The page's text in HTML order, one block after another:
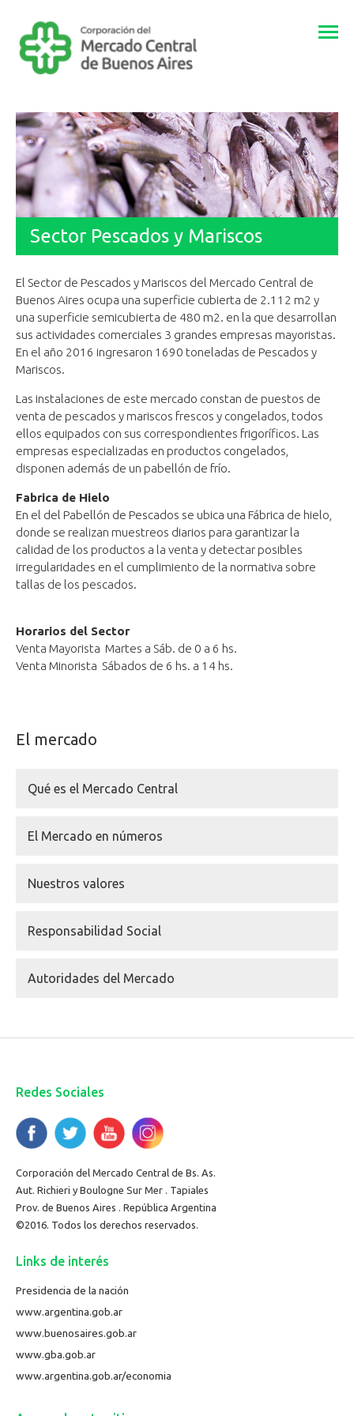
Sector Pescados y Mariscos
El Sector de Pescados y Mariscos del Mercado Central de
Buenos Aires ocupa una superficie cubierta de 2.112 m2 y
una superficie semicubierta de 480 m2. en la que desarrollan
sus actividades comerciales 3 grandes empresas mayoristas.
En el año 2016 ingresaron 1690 toneladas de Pescados y
Mariscos.
Las instalaciones de este mercado constan de puestos de
venta de pescados y mariscos frescos y congelados, todos
ellos equipados con sus correspondientes frigoríficos. Las
empresas especializadas en productos congelados,
disponen además de un pabellón de frío.
Fabrica de Hielo
En el del Pabellón de Pescados se ubica una Fábrica de hielo,
donde se realizan muestreos diarios para garantizar la
calidad de los productos a la venta y detectar posibles
irregularidades en el cumplimiento de la normativa sobre
tallas de los pescados.
Horarios del Sector
Venta Mayorista ​ Martes a Sáb. de 0 a 6 hs.
Venta Minorista Sábados de 6 hs. a 14 hs.
El mercado
Qué es el Mercado Central
El Mercado en números
Nuestros valores
Responsabilidad Social
Autoridades del Mercado
Redes Sociales
Corporación del Mercado Central de Bs. As.
Aut. Richieri y Boulogne Sur Mer . Tapiales
Prov. de Buenos Aires . República Argentina
©2016. Todos los derechos reservados.
Links de interés
Presidencia de la nación
www.argentina.gob.ar
www.buenosaires.gob.ar
www.gba.gob.ar
www.argentina.gob.ar/economia